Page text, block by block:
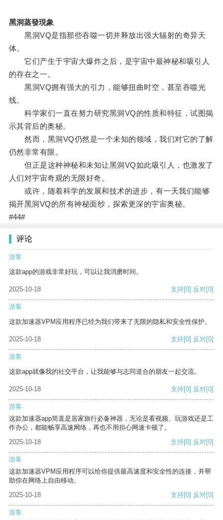
黑洞蒸發現象
黑洞VQ是指那些吞噬一切并释放出强大辐射的奇异天
体。
它们产生于宇宙大爆炸之后，是宇宙中最神秘和吸引人
的存在之一。
黑洞VQ拥有强大的引力，能够扭曲时空，甚至吞噬光
线。
科学家们一直在努力研究黑洞VQ的性质和特征，试图揭
示其背后的奥秘。
然而，黑洞VQ仍然是一个未知的领域，我们对它的了解
仍然非常有限。
但正是这种神秘和未知让黑洞VQ如此吸引人，也激发了
人们对宇宙奇观的无限好奇。
或许，随着科学的发展和技术的进步，有一天我们能够
揭开黑洞VQ的所有神秘面纱，探索更深的宇宙奥秘。
#44#
评论
游客
这款app的游戏非常好玩，可以让我消磨时间。
2025-10-18 支持[0] 反对[0]
游客
这款加速器VPM应用程序已经为我们带来了无限的隐私和安全性保护。
2025-10-18 支持[0] 反对[0]
游客
这款app就像我的社交平台，让我能够与志同道合的朋友一起交流。
2025-10-18 支持[0] 反对[0]
游客
这款加速器app简直是居家旅行必备神器，无论是看视频、玩游戏还是工
作办公，都能畅享高速网络，再也不用担心网速卡顿了。
2025-10-18
支持[0] 反对[0]
游客
这款加速器VPM应用程序可以给你提供最高速度和安全性的连接，并帮
助你在网络上自由移动。
2025-10-18
支持[0] 反对[0]
游客